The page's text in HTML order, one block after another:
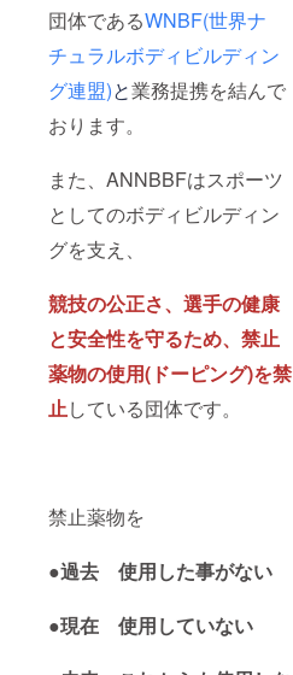
団体であるWNBF(世界ナ
チュラルボディビルディン
グ連盟)と業務提携を結んで
おります。
また、ANNBBFはスポーツ
としてのボディビルディン
グを支え、
競技の公正さ、選手の健康
と安全性を守るため、禁止
薬物の使用(ドーピング)を禁
止している団体です。
禁止薬物を
●過去 使用した事がない
●現在 使用していない